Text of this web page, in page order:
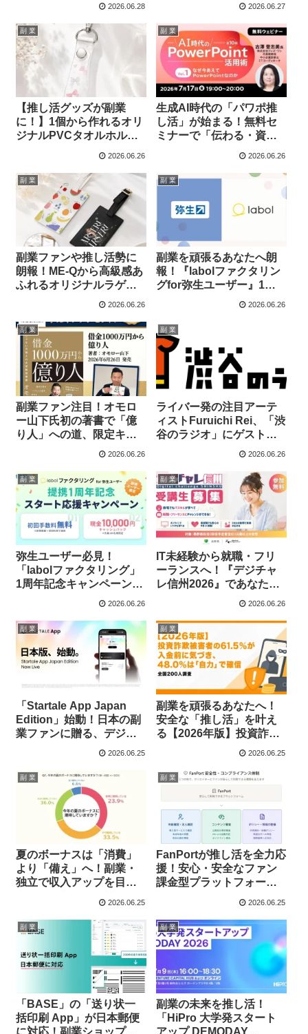
2026.06.28
ボジア食堂〜アンコー
ル〜』が副業ファンの注
目を集める！
2026.06.27
副 業
【推し活グッズが副業
に！】1個から作れるオリ
ジナルPVCタオルホルダ
2026.06.26
副 業
生成AI時代の「パワポ推
し活」が始まる！無料セ
ミナーで「伝わる・資産
2026.06.26
副 業
副業ファンや推し活勢に
朗報！ME-Qから高級感あ
ふれるオリジナルラゲッ
2026.06.26
副 業
副業を頑張るあなたへ朗
報！『labolファクタリン
グfor弥生ユーザー』1周
年記念キャンペーンで資
2026.06.26
副 業
副業ファン注目！オモロ
ー山下氏初の著書で「億
り人」への道、限定キャ
ンペーンも開催！
2026.06.26
副 業
ライバー発の注目アーテ
ィストFuruichi Rei、「渋
谷のラジオ」にゲスト出
演！推し活をさらに加速
2026.06.26
副 業
弥生ユーザー必見！
「labolファクタリング」
1周年記念キャンペーンで
資金繰りを応援！
2026.06.26
副 業
IT未経験から就職・フリ
ーランスへ！『デジチャ
レ信州2026』であなたの
キャリアを推し進めよ
2026.06.26
副 業
「Startale App Japan
Edition」始動！日本の副
業ファンに贈る、デジタ
ルアセット管理の新常識
2026.06.25
副 業
副業を頑張るあなたへ！
安全な「推し活」を叶え
る【2026年版】投資詐欺
2026.06.25
副 業
夏のボーナスは「消費」
より「備え」へ！副業・
独立で収入アップを目指
す新時代の働き方
2026.06.25
副 業
FanPortが推し活を全力応
援！安心・安全なファン
課金型プラットフォーム
で、もっとクリエイター
2026.06.25
副 業
「BASE」の「送り状一
括印刷 App」が日本郵便
副 業
副業の未来を推し活！
「HiPro 大学発スタート